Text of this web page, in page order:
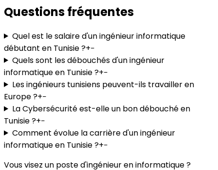
Questions fréquentes
Quel est le salaire d'un ingénieur informatique
débutant en Tunisie ?+−
Quels sont les débouchés d'un ingénieur
informatique en Tunisie ?+−
Les ingénieurs tunisiens peuvent-ils travailler en
Europe ?+−
La Cybersécurité est-elle un bon débouché en
Tunisie ?+−
Comment évolue la carrière d'un ingénieur
informatique en Tunisie ?+−
Vous visez un poste d'ingénieur en informatique ?